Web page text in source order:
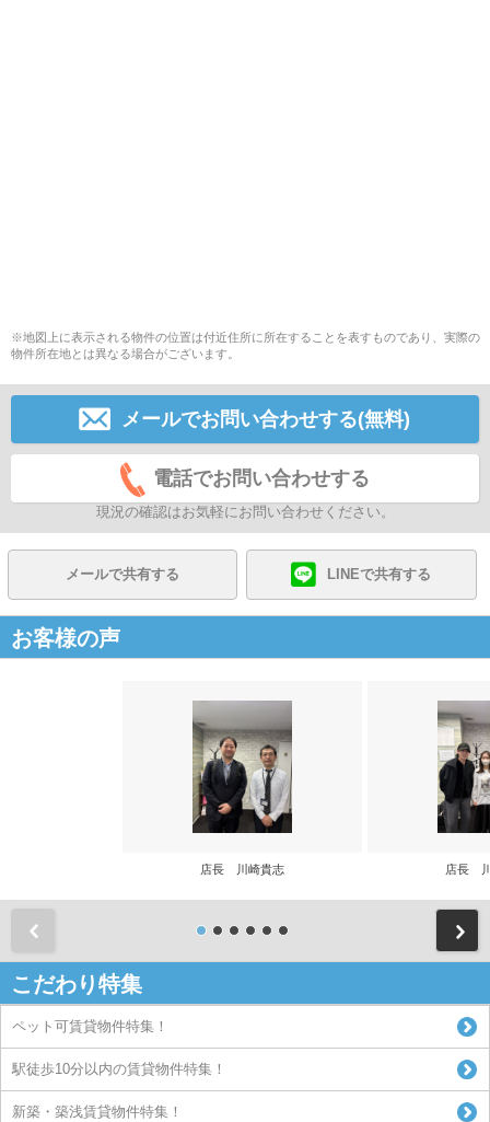
※地図上に表示される物件の位置は付近住所に所在することを表すものであり、実際の
物件所在地とは異なる場合がございます。
メールでお問い合わせする(無料)
電話でお問い合わせする
現況の確認はお気軽にお問い合わせください。
メールで共有する LINEで共有する
お客様の声
店長 川崎貴志 店長
こだわり特集
ペット可賃貸物件特集！
駅徒歩10分以内の賃貸物件特集！
新築・築浅賃貸物件特集！